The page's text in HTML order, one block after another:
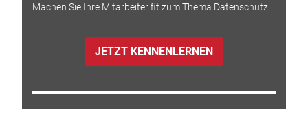
Machen Sie Ihre Mitarbeiter fit zum Thema Datenschutz.
JETZT KENNENLERNEN